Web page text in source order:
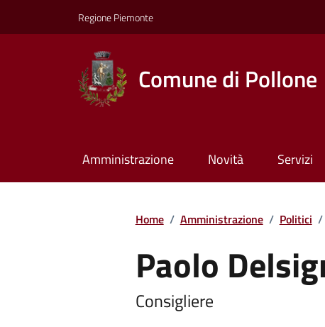
Regione Piemonte
Comune di Pollone
Amministrazione Novità Servizi
Home / Amministrazione / Politici /
Paolo
Consigliere